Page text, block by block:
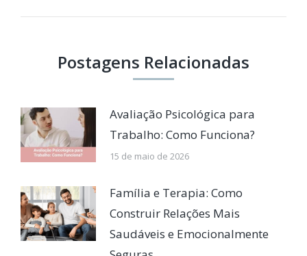
Postagens Relacionadas
Avaliação Psicológica para
Trabalho: Como Funciona?
15 de maio de 2026
Família e Terapia: Como
Construir Relações Mais
Saudáveis e Emocionalmente